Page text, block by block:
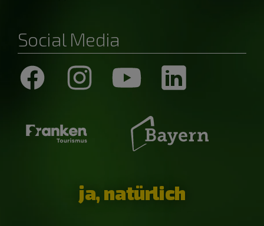
Social Media
ja, natürlich